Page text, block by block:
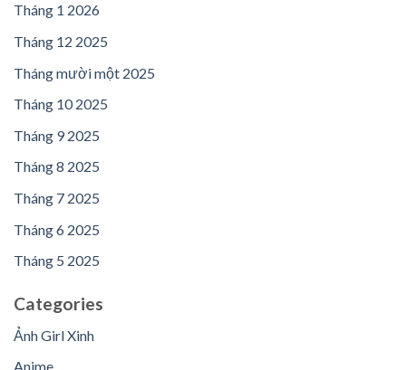
Tháng 1 2026
Tháng 12 2025
Tháng mười một 2025
Tháng 10 2025
Tháng 9 2025
Tháng 8 2025
Tháng 7 2025
Tháng 6 2025
Tháng 5 2025
Categories
Ảnh Girl Xinh
Anime